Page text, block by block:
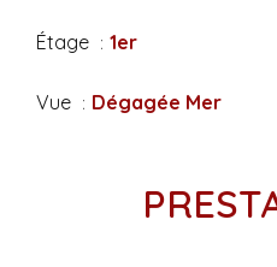
Étage 1er
Vue Dégagée Mer